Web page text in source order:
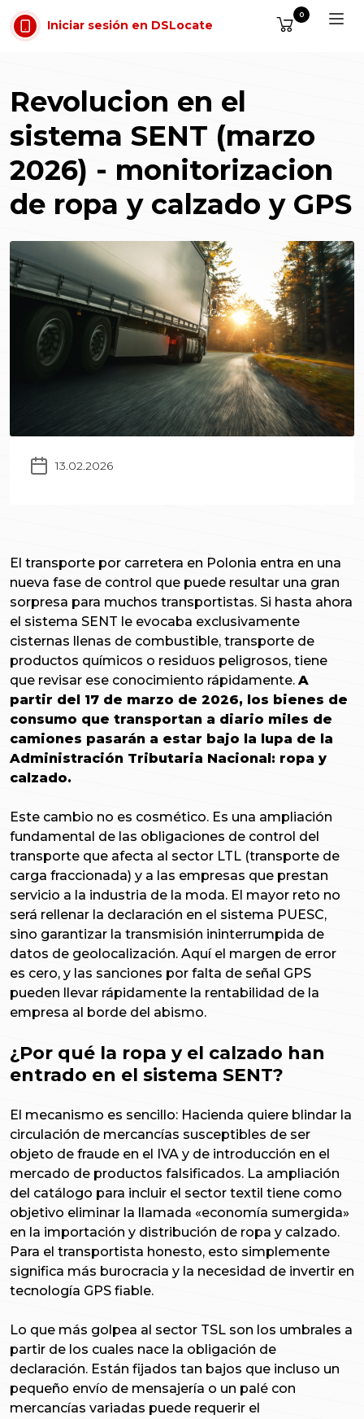
Saltar al contenido
Iniciar sesión en DSLocate
0
Revolucion en el
sistema SENT (marzo
2026) - monitorizacion
de ropa y calzado y GPS
13.02.2026
El transporte por carretera en Polonia entra en una
nueva fase de control que puede resultar una gran
sorpresa para muchos transportistas. Si hasta ahora
el sistema SENT le evocaba exclusivamente
cisternas llenas de combustible, transporte de
productos químicos o residuos peligrosos, tiene
que revisar ese conocimiento rápidamente. A
partir del 17 de marzo de 2026, los bienes de
consumo que transportan a diario miles de
camiones pasarán a estar bajo la lupa de la
Administración Tributaria Nacional: ropa y
calzado.
Este cambio no es cosmético. Es una ampliación
fundamental de las obligaciones de control del
transporte que afecta al sector LTL (transporte de
carga fraccionada) y a las empresas que prestan
servicio a la industria de la moda. El mayor reto no
será rellenar la declaración en el sistema PUESC,
sino garantizar la transmisión ininterrumpida de
datos de geolocalización. Aquí el margen de error
es cero, y las sanciones por falta de señal GPS
pueden llevar rápidamente la rentabilidad de la
empresa al borde del abismo.
¿Por qué la ropa y el calzado han
entrado en el sistema SENT?
El mecanismo es sencillo: Hacienda quiere blindar la
circulación de mercancías susceptibles de ser
objeto de fraude en el IVA y de introducción en el
mercado de productos falsificados. La ampliación
del catálogo para incluir el sector textil tiene como
objetivo eliminar la llamada «economía sumergida»
en la importación y distribución de ropa y calzado.
Para el transportista honesto, esto simplemente
significa más burocracia y la necesidad de invertir en
tecnología GPS fiable.
Lo que más golpea al sector TSL son los umbrales a
partir de los cuales nace la obligación de
declaración. Están fijados tan bajos que incluso un
pequeño envío de mensajería o un palé con
mercancías variadas puede requerir el